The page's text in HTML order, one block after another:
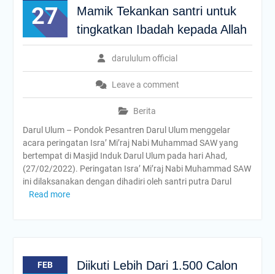
27
Mamik Tekankan santri untuk
tingkatkan Ibadah kepada Allah
darululum official
Leave a comment
Berita
Darul Ulum – Pondok Pesantren Darul Ulum menggelar
acara peringatan Isra’ Mi’raj Nabi Muhammad SAW yang
bertempat di Masjid Induk Darul Ulum pada hari Ahad,
(27/02/2022). Peringatan Isra’ Mi’raj Nabi Muhammad SAW
ini dilaksanakan dengan dihadiri oleh santri putra Darul
Read more
FEB
Diikuti Lebih Dari 1.500 Calon